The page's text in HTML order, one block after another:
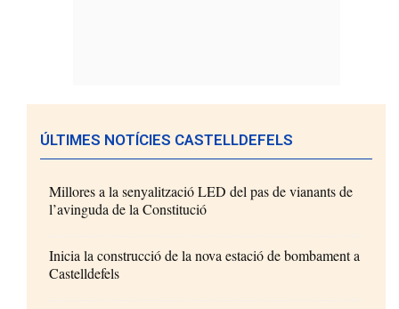
ÚLTIMES NOTÍCIES CASTELLDEFELS
Millores a la senyalització LED del pas de vianants de
l’avinguda de la Constitució
Inicia la construcció de la nova estació de bombament a
Castelldefels